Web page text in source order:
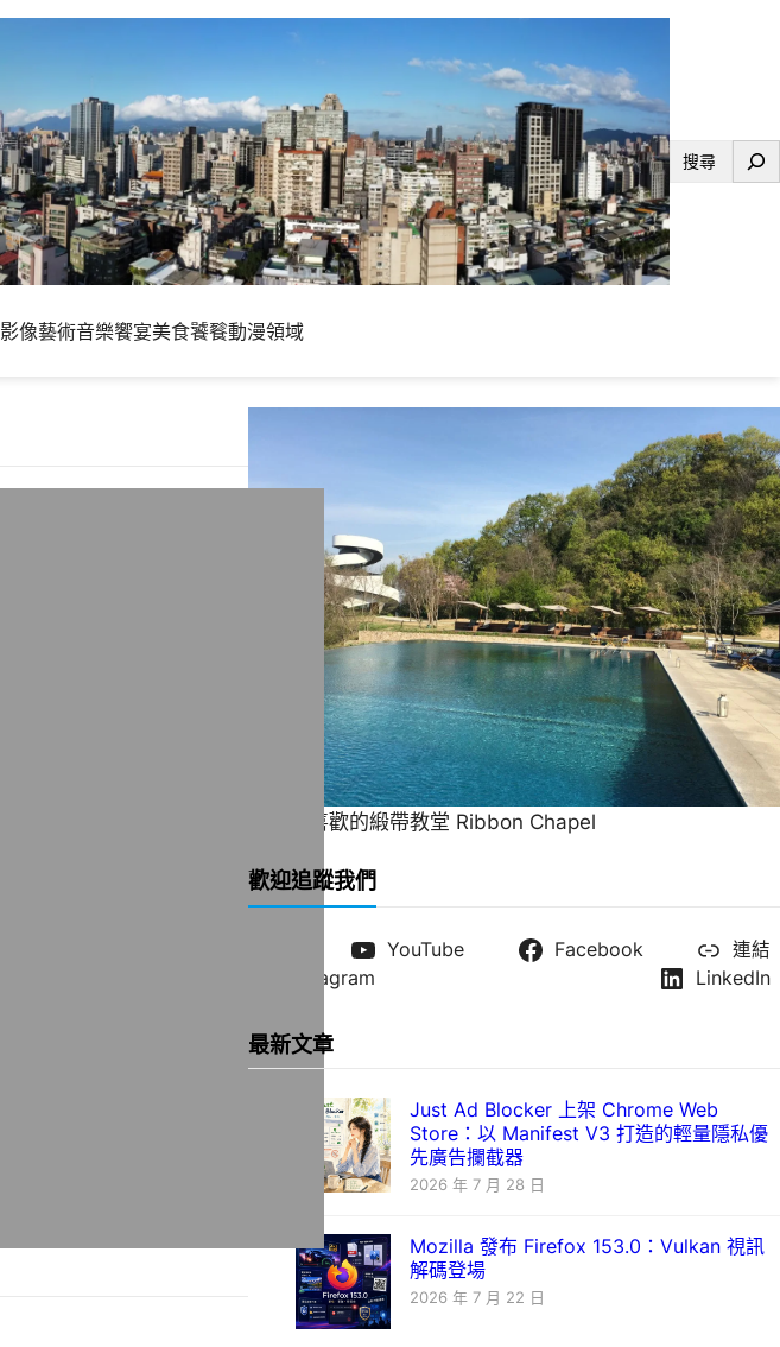
搜
影像藝術音樂饗宴美食饕餮動漫領域
一直很喜歡的緞帶教堂 Ribbon Chapel
歡迎追蹤我們
YouTube Facebook
連結
Instagram
LinkedIn
最新文章
Just Ad Blocker 上架 Chrome Web
Store：以 Manifest V3 打造的輕量隱私優
先廣告攔截器
2026 年 7 月 28 日
Mozilla 發布 Firefox 153.0：Vulkan 視訊
解碼登場
2026 年 7 月 22 日